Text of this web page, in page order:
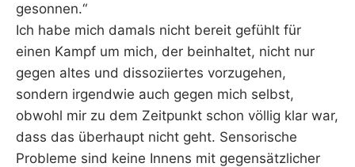
gesonnen.“
Ich habe mich damals nicht bereit gefühlt für
einen Kampf um mich, der beinhaltet, nicht nur
gegen altes und dissoziiertes vorzugehen,
sondern irgendwie auch gegen mich selbst,
obwohl mir zu dem Zeitpunkt schon völlig klar war,
dass das überhaupt nicht geht. Sensorische
Probleme sind keine Innens mit gegensätzlicher